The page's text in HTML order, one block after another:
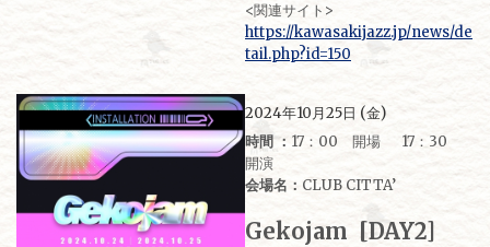
<関連サイト>
https://kawasakijazz.jp/news/de
tail.php?id=150
2024年10月25日 (金)
時間 ： 17：00 開場 17：30
開演
会場名： CLUB CITTA’
Gekojam [DAY2]